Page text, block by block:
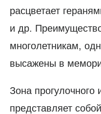
расцветает
и др.
многолетникам,
высажены в
Зона прогулочного
представляет